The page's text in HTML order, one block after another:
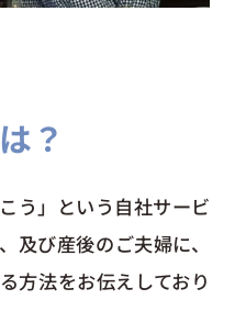
？
う」という自社サービ
及び産後のご夫婦に、
方法をお伝えしており